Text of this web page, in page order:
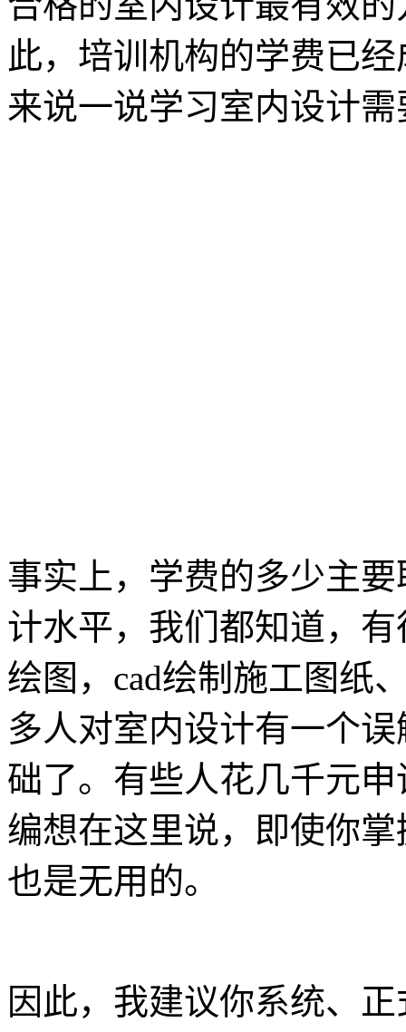
此，培训机构的学费已
来说一说学习室内设计
事实上，学费的多少主
计水平，我们都知道，
绘图，cad绘制施工图纸
多人对室内设计有一个
础了。有些人花几千元
编想在这里说，即使你
也是无用的。
因此，我建议你系统、